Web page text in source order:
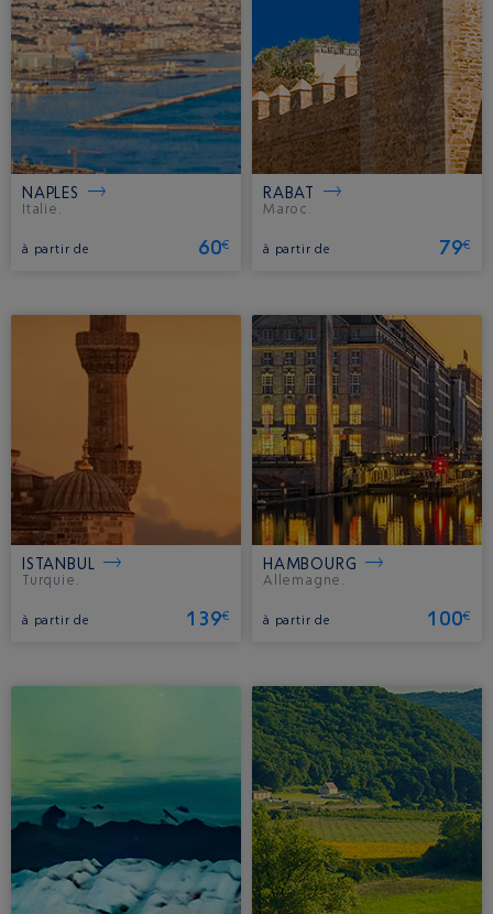
NAPLES
Italie.
à partir de 60€
RABAT
Maroc.
à partir de 79€
ISTANBUL
Turquie.
à partir de 139€
HAMBOURG
Allemagne.
à partir de 100€